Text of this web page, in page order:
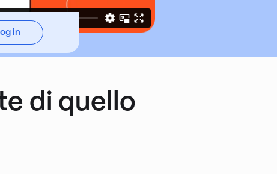
in
di quello